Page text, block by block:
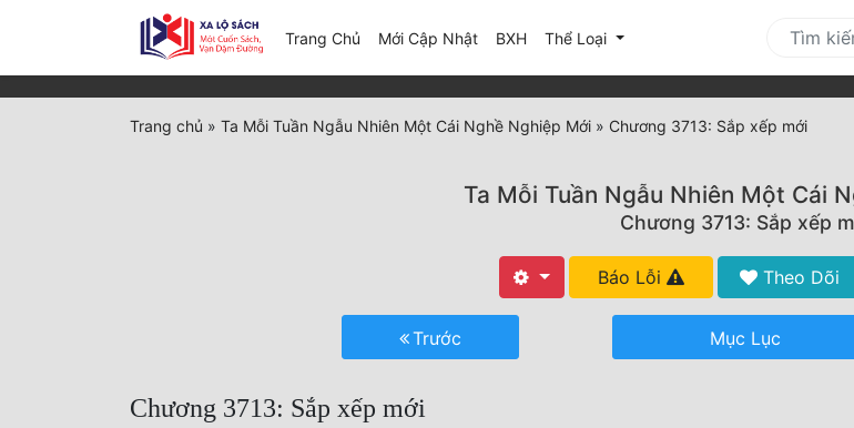
Trang Chủ Mới Cập Nhật(current)
BXH Thể Loại
Trang chủ » Ta Mỗi Tuần Ngẫu Nhiên Một Cái Nghề Nghiệp Mới » Chương 3713: Sắp xếp mới
Ta Mỗi Tuần Ngẫu Nhiên Một Cái
Chương 3713: Sắp xếp
Báo Lỗi Theo Dõi
Trước Mục Lục
Chương 3713: Sắp xếp mới